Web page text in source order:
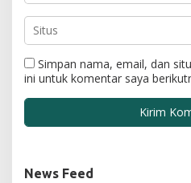
Simpan nama, email, dan
ini untuk komentar saya
News Feed